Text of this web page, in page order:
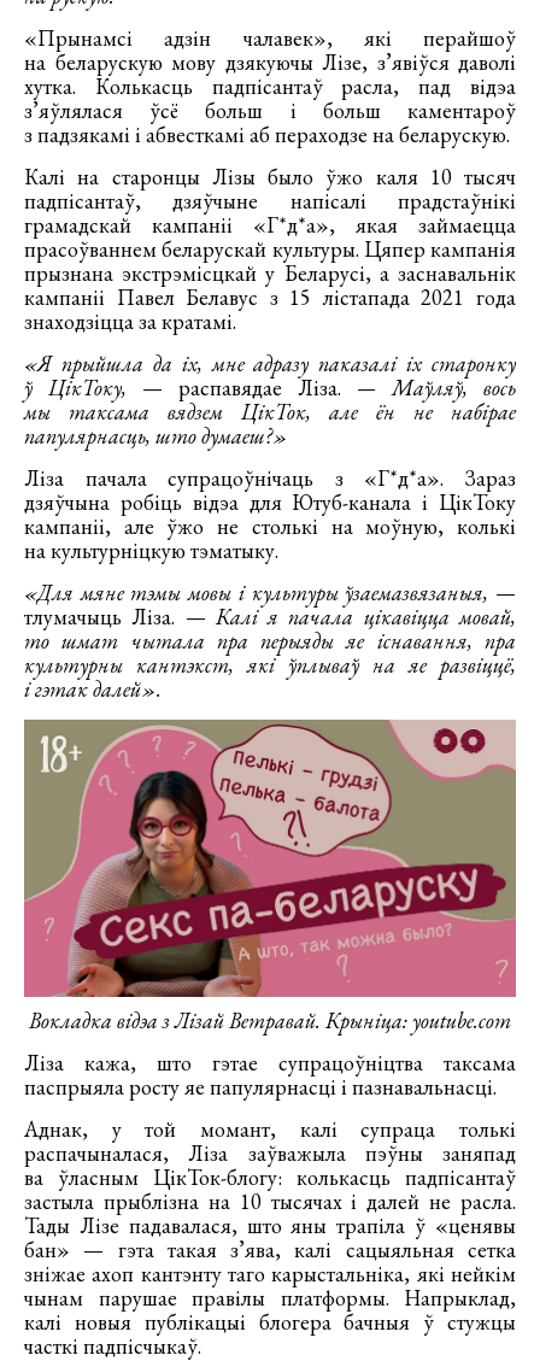
«Прынамсі адзін чалавек», які перайшоў
на беларускую мову дзякуючы Лізе, з’явіўся даволі
хутка. Колькасць падпісантаў расла, пад відэа
з’яўлялася ўсё больш і больш каментароў
з падзякамі і абвесткамі аб пераходзе на беларускую.
Калі на старонцы Лізы было ўжо каля 10 тысяч
падпісантаў, дзяўчыне напісалі прадстаўнікі
грамадскай кампаніі «Г*д*а», якая займаецца
прасоўваннем беларускай культуры. Цяпер кампанія
прызнана экстрэмісцкай у Беларусі, а заснавальнік
кампаніі Павел Белавус з 15 лістапада 2021 года
знаходзіцца за кратамі.
«Я прыйшла да іх, мне адразу паказалі іх старонку
ў ЦікТоку, — распавядае Ліза. — Маўляў, вось
мы таксама вядзем ЦікТок, але ён не набірае
папулярнасць, што думаеш?»
Ліза пачала супрацоўнічаць з «Г*д*а». Зараз
дзяўчына робіць відэа для Ютуб-канала і ЦікТоку
кампаніі, але ўжо не столькі на моўную, колькі
на культурніцкую тэматыку.
«Для мяне тэмы мовы і культуры ўзаемазвязаныя, —
тлумачыць Ліза. —Калі я пачала цікавіцца мовай,
то шмат чытала пра перыяды яе існавання, пра
культурны кантэкст, які ўплываў на яе развіццё,
і гэтак далей».
Вокладка відэа з Лізай Ветравай. Крыніца: youtube.com
Ліза кажа, што гэтае супрацоўніцтва таксама
паспрыяла росту яе папулярнасці і пазнавальнасці.
Аднак, у той момант, калі супраца толькі
распачыналася, Ліза заўважыла пэўны заняпад
ва ўласным ЦікТок-блогу: колькасць падпісантаў
застыла прыблізна на 10 тысячах і далей не расла.
Тады Лізе падавалася, што яны трапіла ў «ценявы
бан» — гэта такая з’ява, калі сацыяльная сетка
зніжае ахоп кантэнту таго карыстальніка, які нейкім
чынам парушае правілы платформы. Напрыклад,
калі новыя публікацыі блогера бачныя ў стужцы
часткі падпісчыкаў.